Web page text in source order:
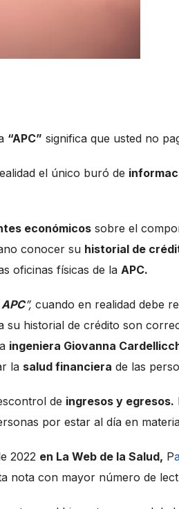
“APC” significa que usted no
el único buró de
económicos sobre el
conocer su historial de
oficinas físicas de la APC.
APC”, cuando en realidad debe
su historial de crédito son
ingeniera Giovanna
la salud financiera de las
de ingresos y egresos.
por estar al día en
2022 en La Web de la Salud, P
nota con mayor número de